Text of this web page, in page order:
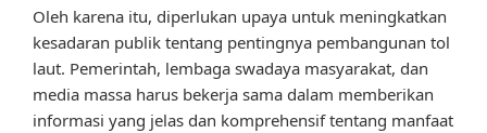
Oleh karena itu, diperlukan upaya untuk meningkatkan
kesadaran publik tentang pentingnya pembangunan tol
laut. Pemerintah, lembaga swadaya masyarakat, dan
media massa harus bekerja sama dalam memberikan
informasi yang jelas dan komprehensif tentang manfaat